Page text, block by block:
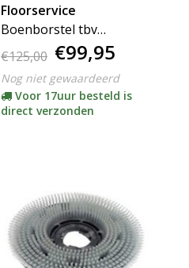
Floorservice
Boenborstel tbv
Floorboy XL300
€125,00 €99,95
Nog niet gewaardeerd
Voor 17uur besteld is
direct verzonden